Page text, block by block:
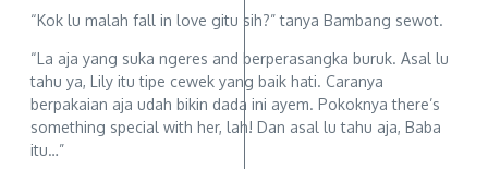
“Kok lu malah fall in love gitu sih?” tanya Bambang sewot.
“La aja yang suka ngeres and berperasangka buruk. Asal lu
tahu ya, Lily itu tipe cewek yang baik hati. Caranya
berpakaian aja udah bikin dada ini ayem. Pokoknya there’s
something special with her, lah! Dan asal lu tahu aja, Baba
itu…”